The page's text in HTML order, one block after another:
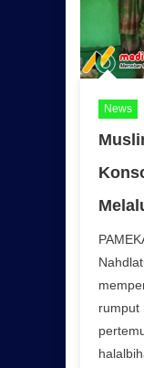
News
rumput